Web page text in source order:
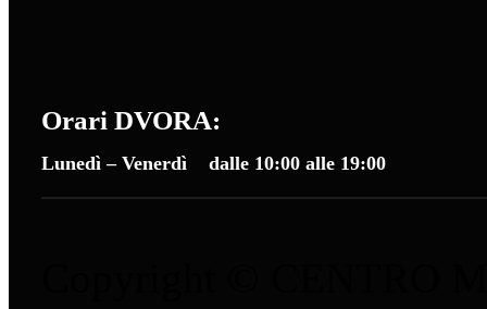
Lunedì – Venerdì dalle 10:00 alle 19:00